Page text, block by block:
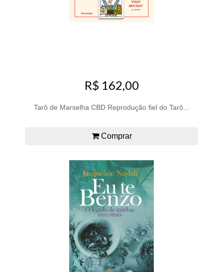
R$ 162,00
Tarô de Marselha CBD Reprodução fiel do Tarô...
Comprar